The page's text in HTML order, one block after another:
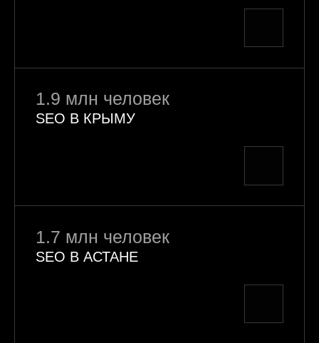
1.9 млн человек
SEO В КРЫМУ
1.7 млн человек
SEO В АСТАНЕ